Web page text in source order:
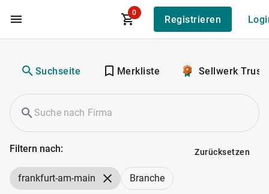
Zum Hauptinhalt
0
Registrieren
Suchseite Merkliste Sellwerk
Filtern nach: Zurücksetzen
frankfurt-am-main Branche